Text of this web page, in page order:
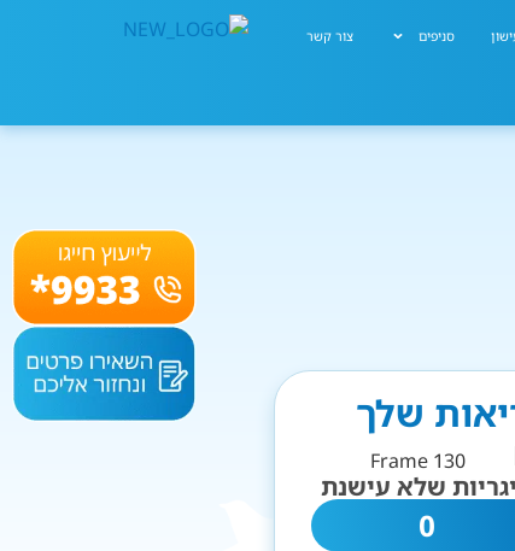
סניפים צור קשר
שלך
שלא עישנת
0